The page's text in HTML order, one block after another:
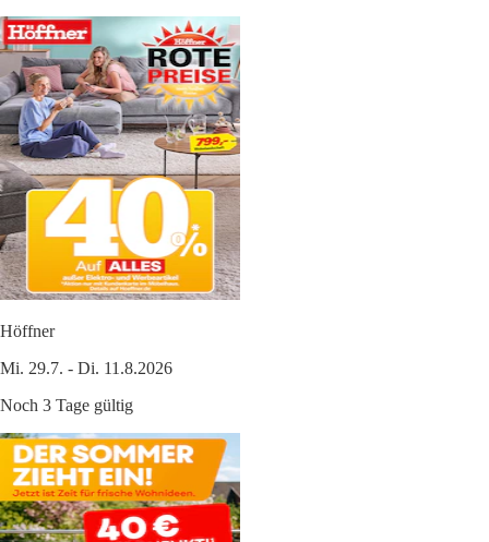
Höffner
Mi. 29.7. - Di. 11.8.2026
Noch 3 Tage gültig